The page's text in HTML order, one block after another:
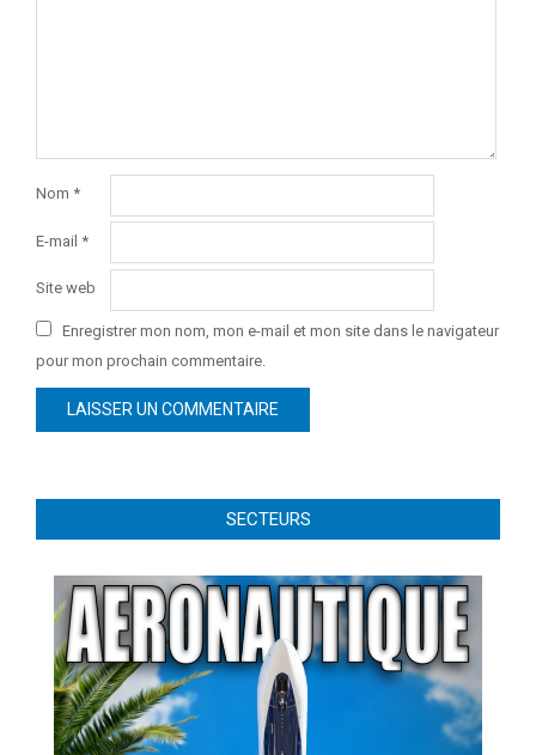
Nom *
E-mail *
Site web
Enregistrer mon nom, mon e-mail et mon site dans le navigateur
pour mon prochain commentaire.
SECTEURS